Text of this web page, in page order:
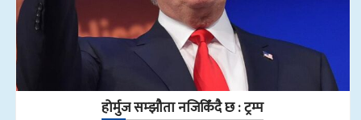
होर्मुज सम्झौता नजिकिँदै छ : ट्रम्प